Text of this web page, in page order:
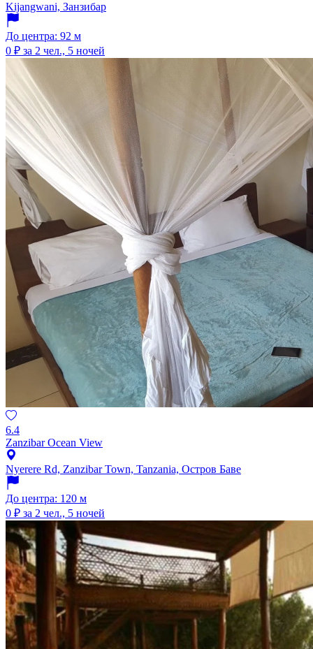
Kijangwani, Занзибар
До центра: 92 м
0 ₽ за 2 чел., 5 ночей
6.4
Zanzibar Ocean View
Nyerere Rd, Zanzibar Town, Tanzania, Остров Баве
До центра: 120 м
0 ₽ за 2 чел., 5 ночей